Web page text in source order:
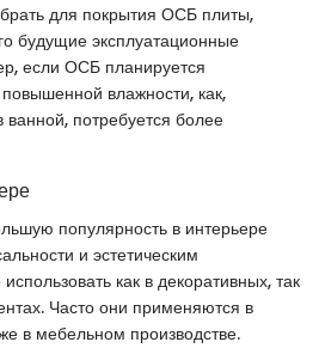
для покрытия ОСБ плиты,
будущие эксплуатационные
если ОСБ планируется
влажности, как,
потребуется более
популярность в интерьере
и эстетическим
как в декоративных, так
Часто они применяются в
в мебельном производстве.